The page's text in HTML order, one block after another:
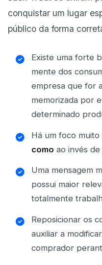
conquistar um lugar
público da forma
Existe uma forte
mente dos
empresa que for
memorizada por
determinado
Há um foco
como ao invés
Uma mensagem
possui maior
totalmente
Reposicionar os
auxiliar a
comprador